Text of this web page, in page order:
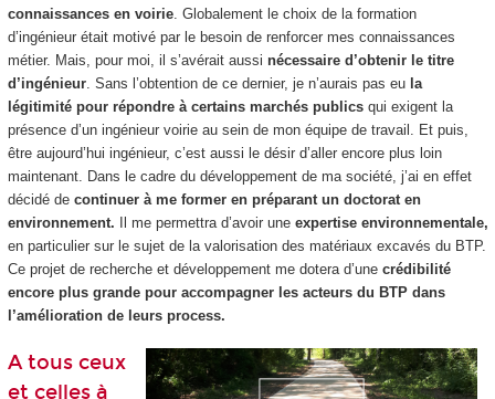
connaissances en voirie. Globalement le choix de la formation
d’ingénieur était motivé par le besoin de renforcer mes connaissances
métier. Mais, pour moi, il s’avérait aussi nécessaire d’obtenir le titre
d’ingénieur. Sans l’obtention de ce dernier, je n’aurais pas eu la
légitimité pour répondre à certains marchés publics qui exigent la
présence d’un ingénieur voirie au sein de mon équipe de travail. Et puis,
être aujourd’hui ingénieur, c’est aussi le désir d’aller encore plus loin
maintenant. Dans le cadre du développement de ma société, j’ai en effet
décidé de continuer à me former en préparant un doctorat en
environnement. Il me permettra d’avoir une expertise environnementale,
en particulier sur le sujet de la valorisation des matériaux excavés du BTP.
Ce projet de recherche et développement me dotera d’une crédibilité
encore plus grande pour accompagner les acteurs du BTP dans
l’amélioration de leurs process.
A tous ceux
et celles à